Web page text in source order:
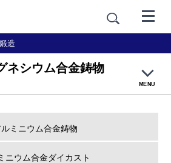
造
ネシウム合金鋳物
MENU
ルミニウム合金鋳物
ニウム合金ダイカスト